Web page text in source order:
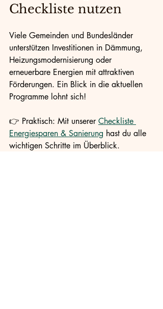
Checkliste nutzen
Viele Gemeinden und Bundesländer
unterstützen Investitionen in Dämmung,
Heizungsmodernisierung oder
erneuerbare Energien mit attraktiven
Förderungen. Ein Blick in die aktuellen
Programme lohnt sich!
👉 Praktisch: Mit unserer Checkliste
Energiesparen & Sanierung hast du alle
wichtigen Schritte im Überblick.